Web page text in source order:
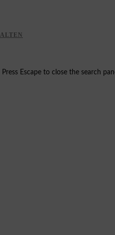
Press Escape to close the search